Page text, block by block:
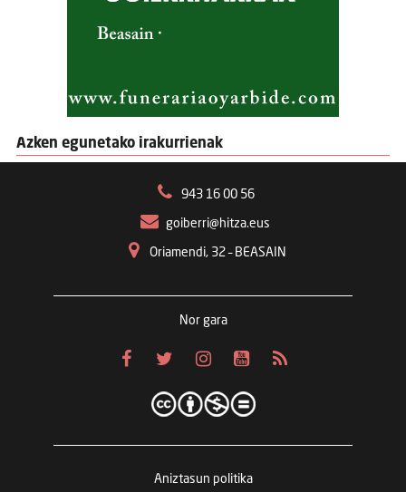
Azken egunetako irakurrienak
943 16 00 56
goiberri@hitza.eus
Oriamendi, 32 – BEASAIN
Nor gara
Aniztasun politika